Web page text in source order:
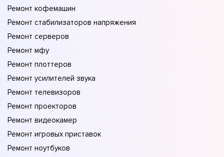
Ремонт кофемашин
Ремонт стабилизаторов напряжения
Ремонт серверов
Ремонт мфу
Ремонт плоттеров
Ремонт усилителей звука
Ремонт телевизоров
Ремонт проекторов
Ремонт видеокамер
Ремонт игровых приставок
Ремонт ноутбуков